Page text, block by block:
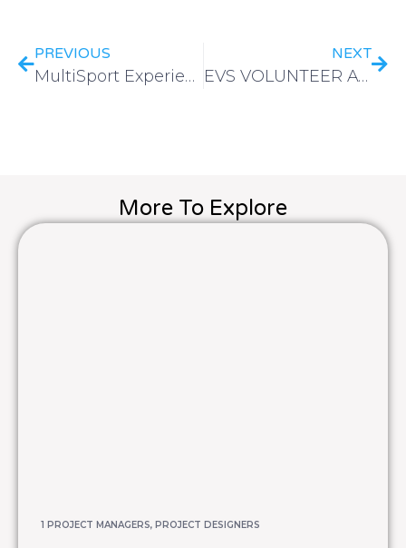
PREVIOUS
MultiSport Experience
NEXT
EVS VOLUNTEER AT L’ORMA
More To Explore
1 PROJECT MANAGERS, PROJECT DESIGNERS